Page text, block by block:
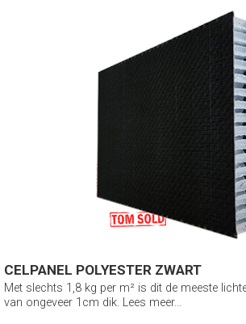
CELPANEL POLYESTER ZWART
Met slechts 1,8 kg per m² is dit de meeste
van ongeveer 1cm dik. Lees meer...